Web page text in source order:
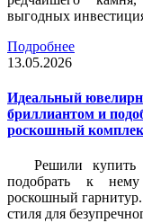
выгодных
Подробнее
13.05.2026
Идеальный
бриллиантом и
роскошный
Решили купить
подобрать к
роскошный
стиля для